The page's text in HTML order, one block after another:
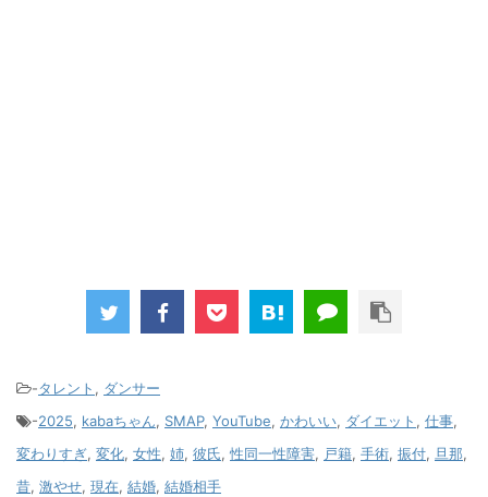
-タレント , ダンサー
-2025, kabaちゃん, SMAP, YouTube, かわいい, ダイエット , 仕事,
変わりすぎ, 変化, 女性, 姉, 彼氏, 性同一性障害, 戸籍, 手術, 振付, 旦那,
昔, 激やせ, 現在, 結婚, 結婚相手